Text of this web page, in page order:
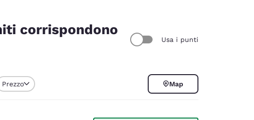
Canada
corrispondono
Usa i punti
Prezzo Map